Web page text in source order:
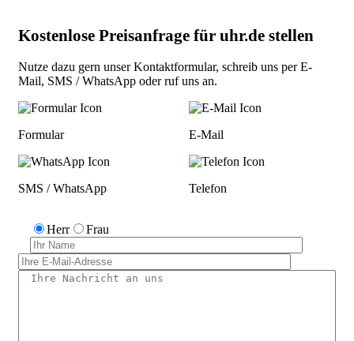
Kostenlose Preisanfrage für uhr.de stellen
Nutze dazu gern unserKontaktformular, schreib uns perE-
Mail, SMS / WhatsApp oderruf uns an.
Formular E-Mail
SMS / WhatsApp Telefon
Herr Frau